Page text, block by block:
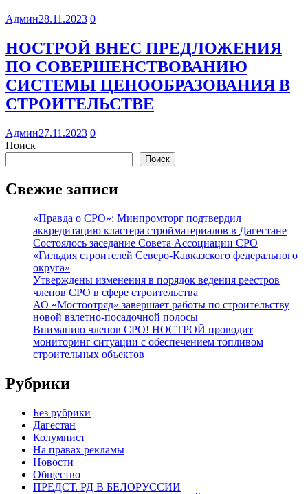
Админ28.11.2023 0
НОСТРОЙ ВНЕС ПРЕДЛОЖЕНИЯ
ПО СОВЕРШЕНСТВОВАНИЮ
СИСТЕМЫ ЦЕНООБРАЗОВАНИЯ В
СТРОИТЕЛЬСТВЕ
Админ27.11.2023 0
Поиск
Поиск
Свежие записи
«Правда о СРО»: Минпромторг подтвердил
аккредитацию кластера стройматериалов в Дагестане
Состоялось заседание Совета Ассоциации СРО
«Гильдия строителей Северо-Кавказского федерального
округа»
Утверждены изменения в порядок ведения реестров
членов СРО в сфере строительства
АО «Мостоотряд» завершает работы по строительству
новой взлетно-посадочной полосы
Вниманию членов СРО! НОСТРОЙ проводит
мониторинг ситуации с обеспечением топливом
строительных объектов
Рубрики
Без рубрики
Дагестан
Колумнист
На правах рекламы
Новости
Общество
ПРЕДСТ. РД В БЕЛОРУССИИ